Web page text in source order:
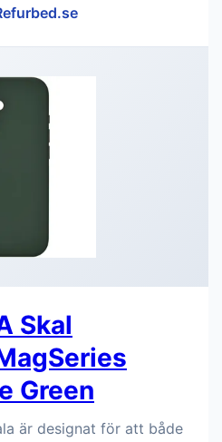
Skal
Green
är designat för att både